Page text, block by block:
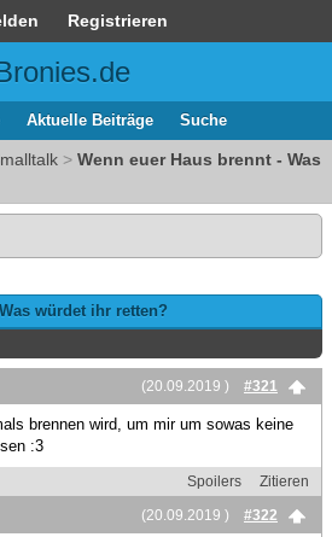
Registrieren
Aktuelle Beiträge Suche
> Wenn euer Haus brennt - Was
würdet ihr retten?
(20.09.2019 ) #321
brennen wird, um mir um sowas keine
:3
Spoilers
Zitieren
(20.09.2019 )
#322